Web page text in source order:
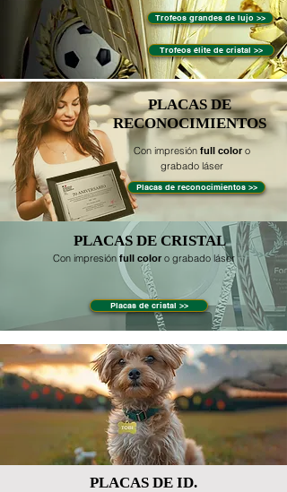
Trofeos grandes de lujo >>
Trofeos élite de cristal >>
PLACAS DE
RECONOCIMIENTOS
Con impresión full coloro
grabado láser
Placas de reconocimientos >>
PLACAS DE CRISTAL
Con impresión full color o grabado láser
Placas de cristal >>
PLACAS DE ID.